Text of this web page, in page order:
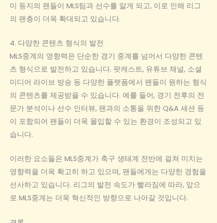
미 등지의 팬들이 MLS팀과 선수를 알게 되고, 이로 인해 리그
의 팬층이 더욱 확대되고 있습니다.
4. 다양한 콘텐츠 형식의 발전
MLS중계의 영향력은 단순한 경기 중계를 넘어서 다양한 콘텐
츠 형식으로 발전하고 있습니다. 팟캐스트, 유튜브 채널, 소셜
미디어 라이브 방송 등 다양한 플랫폼에서 팬들이 원하는 형식
의 콘텐츠를 제공받을 수 있습니다. 예를 들어, 경기 전후의 전
문가 분석이나 선수 인터뷰, 팬과의 소통을 위한 Q&A 세션 등
이 포함되어 팬들이 더욱 몰입할 수 있는 환경이 조성되고 있
습니다.
이러한 요소들은 MLS중계가 축구 생태계 전반에 걸쳐 미치는
영향력을 더욱 확고히 하고 있으며, 팬들에게는 다양한 경험을
선사하고 있습니다. 리그의 발전 속도가 빨라짐에 따라, 앞으
로 MLS중계는 더욱 혁신적인 방향으로 나아갈 것입니다.